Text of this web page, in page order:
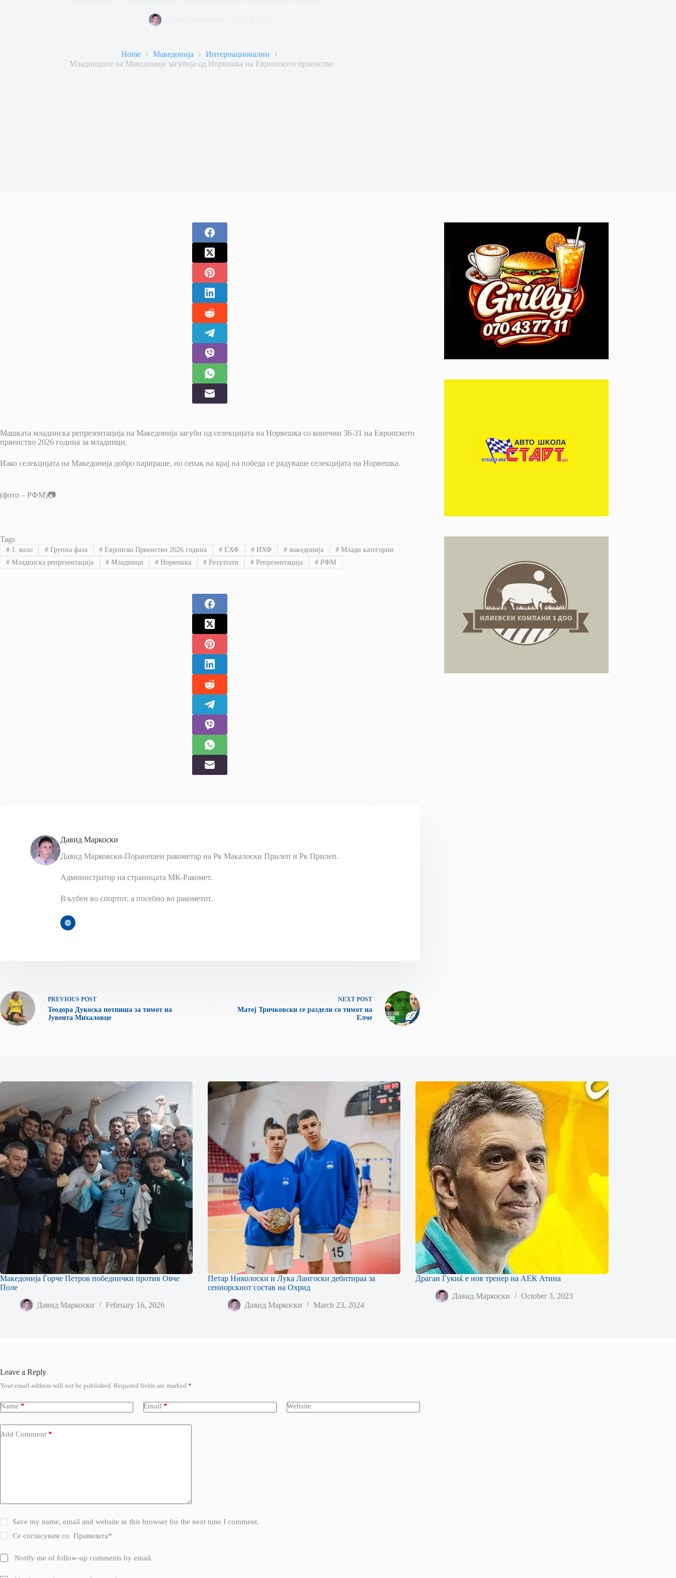
Home Македонија
Интернационални
Младинците на Македонија загубија од Норвешка на Европското првенство
Машката младинска репрезентација на Македонија загуби од селекцијата на Норвешка со конечни 36-31 на Европското
првенство 2026 година за младинци.
Иако селекцијата на Македонија добро парираше, но сепак на крај на победа се радуваше селекцијата на Норвешка.
(фото – РФМ)📷
Tags
#1. коло #Групна фаза # Европско Првенство 2026 година # ЕХФ # ИХФ #македонија #Млади категории
#Младинска репрезентација #Младинци # Норвешка # Резултати # Репрезентација #РФМ
Давид Маркоски
Давид Марковски-Поранешен ракометар на Рк Макалоски Прилеп и Рк Прилеп.
Администратор на страницата МК-Ракомет.
Вљубен во спортот, а посебно во ракометот.
PREVIOUS POST
Теодора Дукоска потпиша за тимот на
Јувента Михаловце
NEXT POST
Матеј Тричковски се раздели со тимот на
Елче
Македонија Ѓорче Петров победнички против Овче
Поле
Давид Маркоски February 16, 2026
Петар Николоски и Лука Лангоски дебитираа за
сениорскиот состав на Охрид
Давид Маркоски March 23, 2024
Драган Ѓукиќ е нов тренер на АЕК Атина
Давид Маркоски October 3, 2023
Leave a Reply
Your email address will not be published. Required fields are marked *
Name * Email * Website
Add Comment *
Save my name, email and website in this browser for the next time I comment.
Се согласувам соПравилата*
Notify me of follow-up comments by email.